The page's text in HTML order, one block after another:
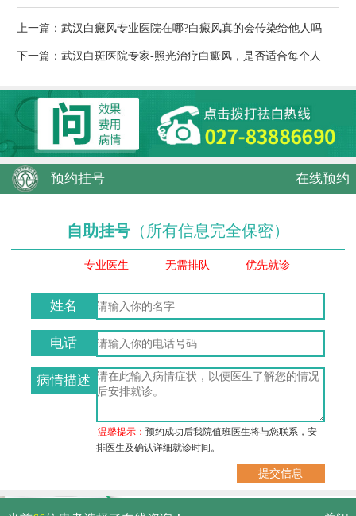
上一篇： 武汉白癜风专业医院在哪?白癜风真的会传染给他人吗
下一篇： 武汉白斑医院专家-照光治疗白癜风，是否适合每个人
预约挂号 在线预约
自助挂号 （所有信息完全保密）
专业医生 无需排队 优先就诊
姓名
电话
病情描述
温馨提示：预约成功后我院值班医生将与您联系，安
排医生及确认详细就诊时间。